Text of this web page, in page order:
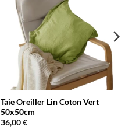
Taie Oreiller Lin Coton Vert
50x50cm
36,00€